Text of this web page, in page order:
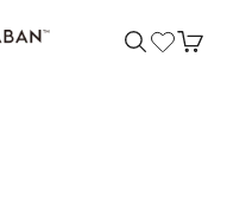
検索を開く
カー